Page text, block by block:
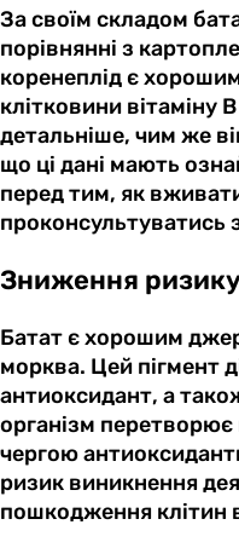
За своїм складом
порівнянні з
коренеплід є
клітковини вітаміну
детальніше, чим же
що ці дані мають
перед тим, як
проконсультуватись
Зниження
Батат є хорошим
морква. Цей пігмент
антиоксидант, а
організм
чергою
ризик виникнення
пошкодження клітин